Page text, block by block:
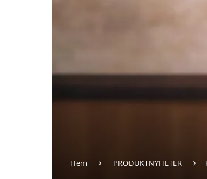
Hem PRODUKTNYHETER